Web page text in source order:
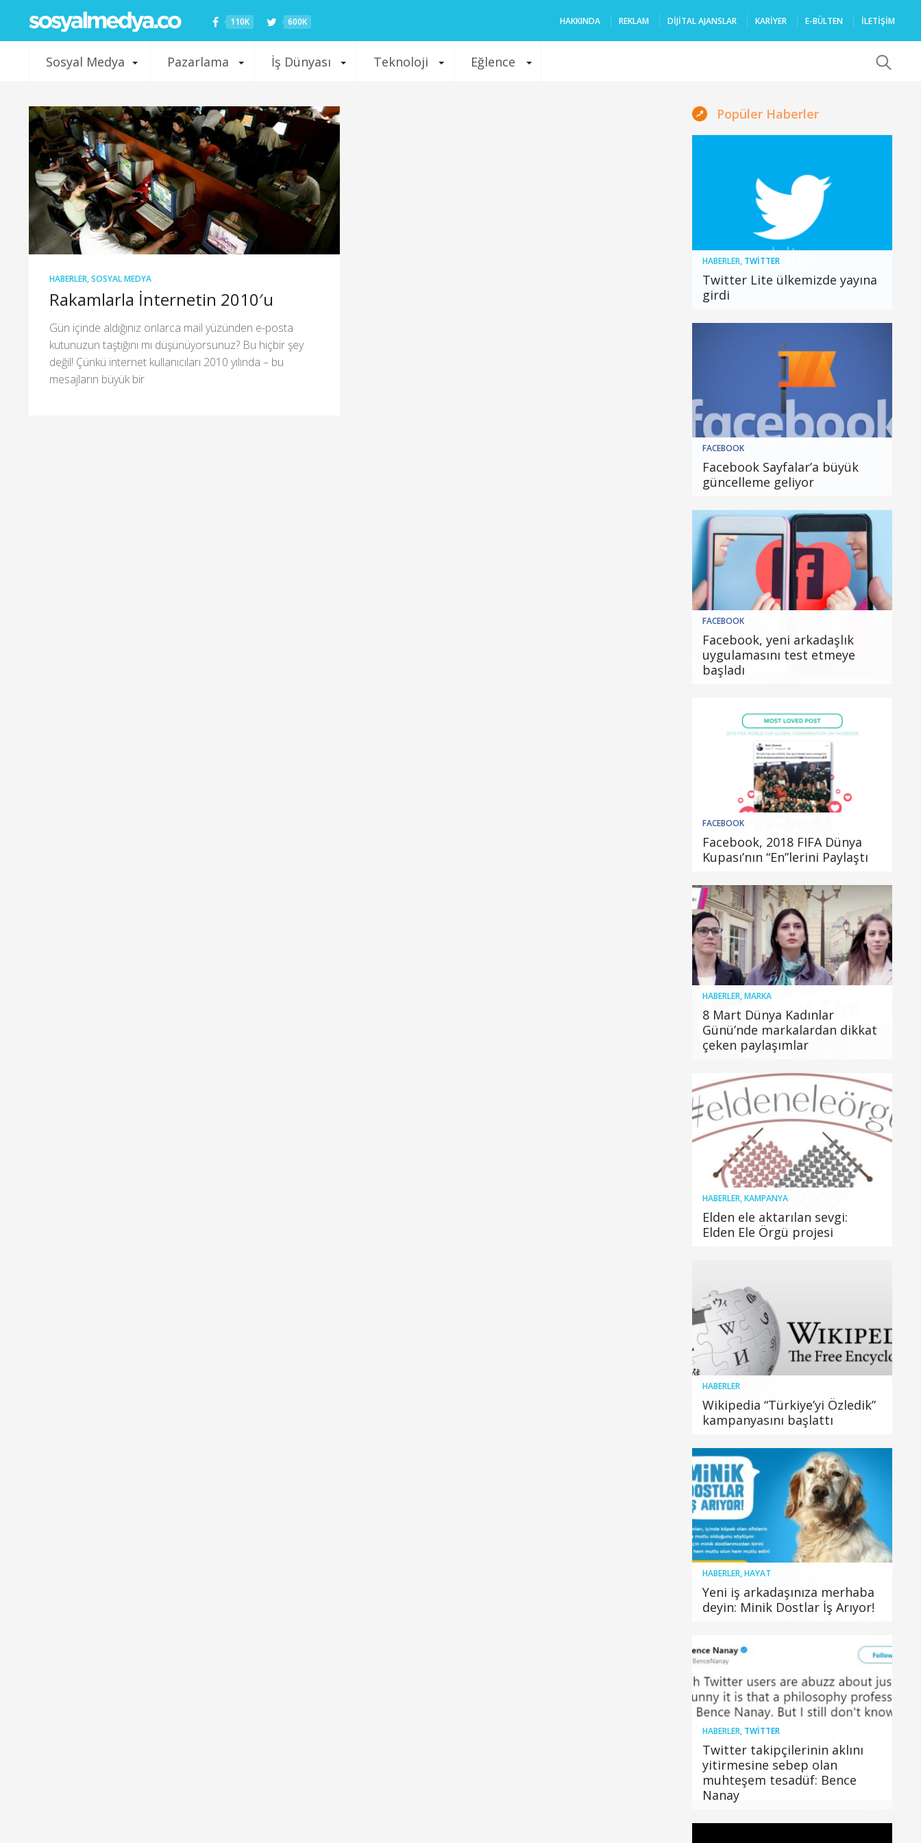
110K 600K HAKKINDA REKLAM DIJITAL AJANSLAR KARIYER E-BÜLTEN İLETİŞİM
Sosyal Medya Pazarlama İş Dünyası Teknoloji Eğlence
HABERLER,SOSYAL MEDYA
Rakamlarla İnternetin 2010′u
Gün içinde aldığınız onlarca mail yüzünden e-posta
kutunuzun taştığını mı düşünüyorsunuz? Bu hiçbir şey
değil! Çünkü internet kullanıcıları 2010 yılında – bu
mesajların büyük bir
Popüler Haberler
HABERLER, TWITTER
Twitter Lite ülkemizde yayına
girdi
FACEBOOK
Facebook Sayfalar’a büyük
güncelleme geliyor
FACEBOOK
Facebook, yeni arkadaşlık
uygulamasını test etmeye
başladı
FACEBOOK
Facebook, 2018 FIFA Dünya
Kupası’nın “En”lerini Paylaştı
HABERLER,MARKA
8 Mart Dünya Kadınlar
Günü’nde markalardan dikkat
çeken paylaşımlar
HABERLER,KAMPANYA
Elden ele aktarılan sevgi:
Elden Ele Örgü projesi
HABERLER
Wikipedia “Türkiye’yi Özledik”
kampanyasını başlattı
HABERLER,HAYAT
Yeni iş arkadaşınıza merhaba
deyin: Minik Dostlar İş Arıyor!
HABERLER, TWITTER
Twitter takipçilerinin aklını
yitirmesine sebep olan
muhteşem tesadüf: Bence
Nanay